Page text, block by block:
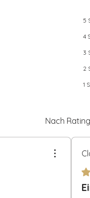
2 zusätzliche Seiten mit
werden. Schneidet die
Haltbarkeit
laminierte Seiten
die wunderbare Welt
5
4
3
2
1
Nach